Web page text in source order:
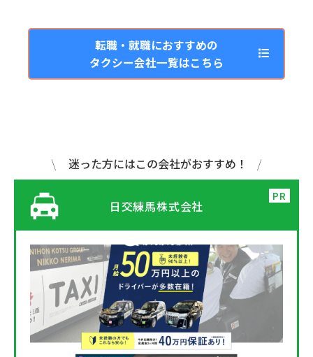
転職・就職におすすめの
タクシー会社一覧はこちら
迷った方にはこの会社がおすすめ！
日交練馬株式会社